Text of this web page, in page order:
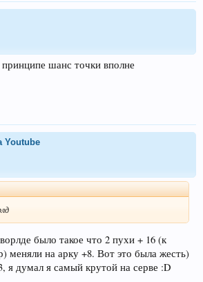
шанс точки вполне
Youtube
было такое что 2 пухи + 16 (к
меняли на арку +8. Вот это была жесть)
думал я самый крутой на серве :D